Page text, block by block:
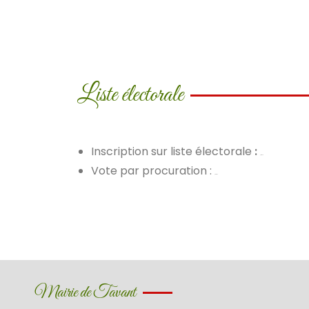
Liste électorale
Inscription sur liste électorale :
Vote par procuration :
Mairie de Tavant